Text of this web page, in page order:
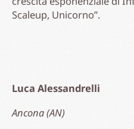
Scaleup, Unicorno”.
Luca Alessandrelli
Ancona (AN)